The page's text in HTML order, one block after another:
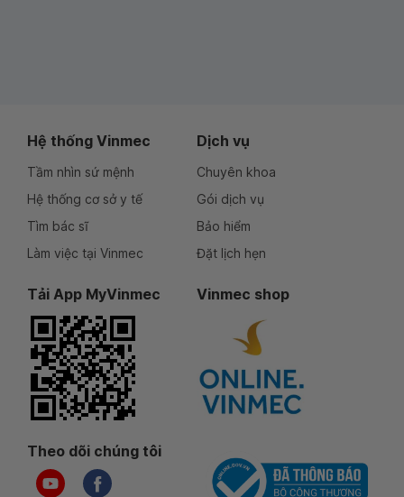
Hệ thống Vinmec
Tầm nhìn sứ mệnh
Hệ thống cơ sở y tế
Tìm bác sĩ
Làm việc tại Vinmec
Dịch vụ
Chuyên khoa
Gói dịch vụ
Bảo hiểm
Đặt lịch hẹn
Tải App MyVinmec Vinmec shop
Theo dõi chúng tôi